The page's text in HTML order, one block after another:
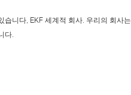
니다, EKF 세계적 회사. 우리의 회사는
다.